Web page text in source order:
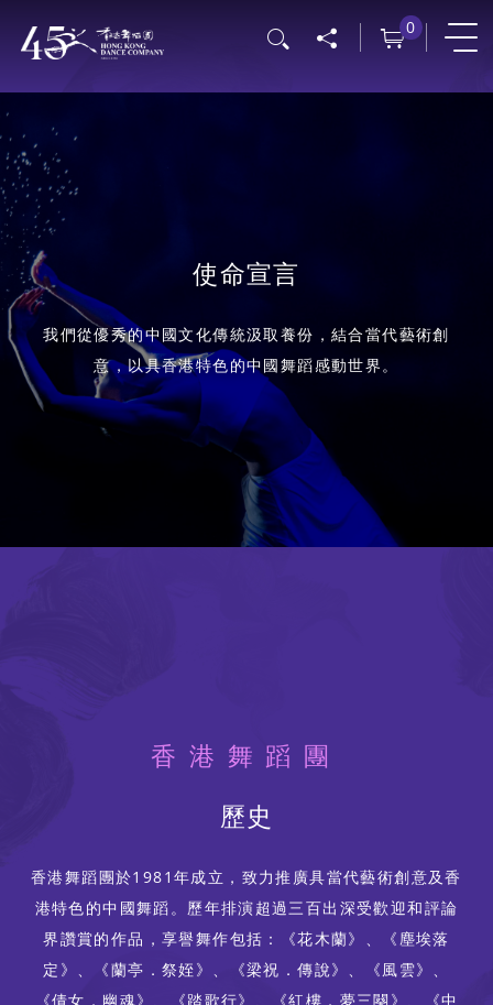
內
容
0
使命宣言
我們從優秀的中國文化傳統汲取養份，結合當代藝術創
意，以具香港特色的中國舞蹈感動世界。
香港舞蹈團
歷史
香港舞蹈團於1981年成立，致力推廣具當代藝術創意及香
港特色的中國舞蹈。歷年排演超過三百出深受歡迎和評論
界讚賞的作品，享譽舞作包括：《花木蘭》、《塵埃落
定》、《蘭亭．祭姪》、《梁祝．傳說》、《風雲》、
《倩女．幽魂》、《踏歌行》、《紅樓．夢三闋》、《中